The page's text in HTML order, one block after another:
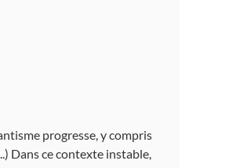
progresse, y compris
Dans ce contexte instable,